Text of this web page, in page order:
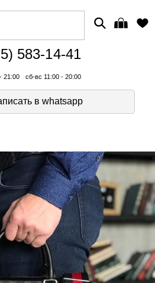
583-14-41
21:00 сб-вс 11:00 - 20:00
в whatsapp